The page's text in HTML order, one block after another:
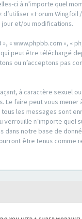
ci à n’importe quel
« Forum
et/ou modifications.
« www.phpbb.com », «
qui peut être téléchargé
ou n’acceptons pas
à caractère sexuel
faire peut vous
les messages sont
n’importe quel
notre base de
être tenus